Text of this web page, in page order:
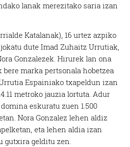
lanak merezitako saria izan
Katalanak), 16 urtez azpiko
dute Imad Zuhaitz Urrutiak,
Gonzalezek. Hirurek lan ona
bere marka pertsonala hobetzea
Espainiako txapeldun izan
metroko jauzia lortuta. Adur
eskuratu zuen 1.500
Nora Gonzalez lehen aldiz
eta lehen aldia izan
gutxira gelditu zen.